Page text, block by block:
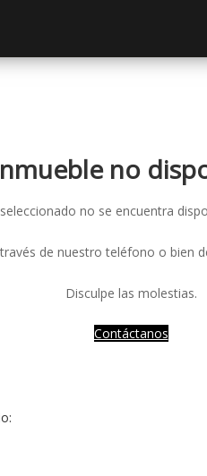
no
no se encuentra
de nuestro teléfono o bien
Disculpe las molestias.
Contáctanos